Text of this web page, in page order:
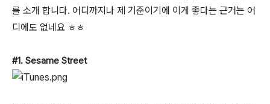
를 소개 합니다. 어디까지나 제 기준이기에 이게 좋다는 근거는 어
디에도 없네요 ㅎㅎ
#1. Sesame Street